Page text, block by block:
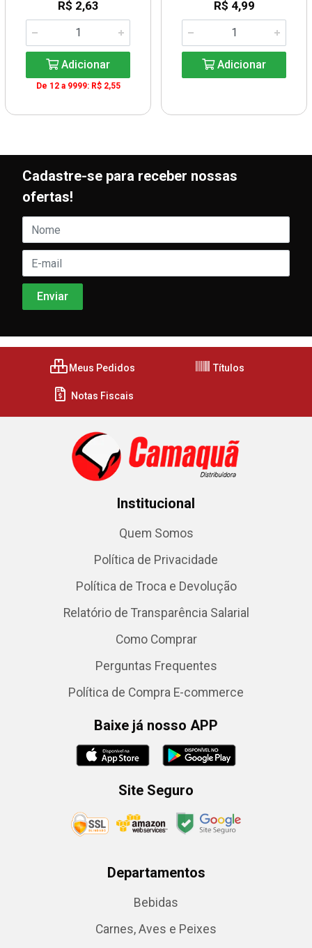
R$ 2,63
Adicionar
De 12 a 9999: R$ 2,55
R$ 4,99
Adicionar
Cadastre-se para receber nossas
ofertas!
Meus Pedidos Títulos
Notas Fiscais
Institucional
Quem Somos
Política de Privacidade
Política de Troca e Devolução
Relatório de Transparência Salarial
Como Comprar
Perguntas Frequentes
Política de Compra E-commerce
Baixe já nosso APP
Site Seguro
Departamentos
Bebidas
Carnes, Aves e Peixes